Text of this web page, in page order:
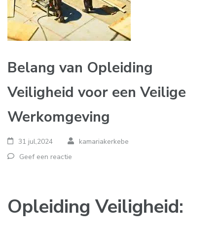
Belang van Opleiding
Veiligheid voor een Veilige
Werkomgeving
31 jul,2024
kamariakerkebe
Geef een reactie
Opleiding Veiligheid: